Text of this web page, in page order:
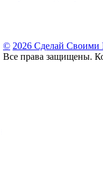
© 2026 Сделай Своими
Все права защищены.